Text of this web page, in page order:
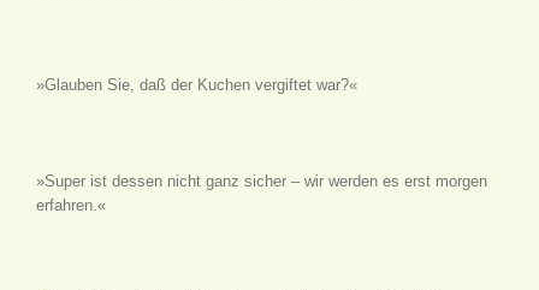
»Glauben Sie, daß der Kuchen vergiftet war?«
»Super ist dessen nicht ganz sicher – wir werden es erst morgen
erfahren.«